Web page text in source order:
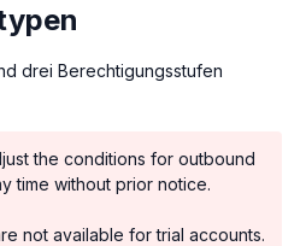
drei Berechtigungsstufen
the conditions for outbound
time without prior notice.
not available for trial accounts.